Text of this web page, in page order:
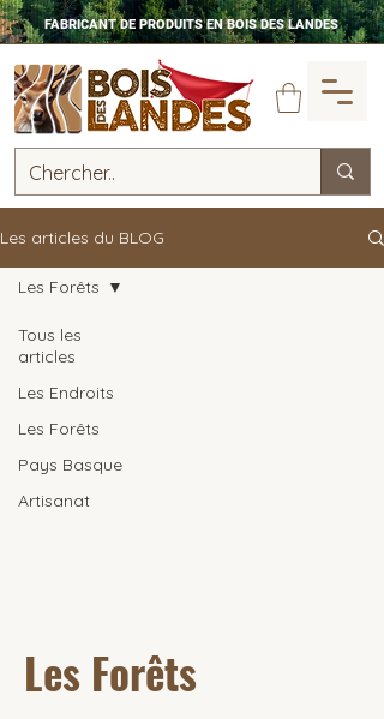
FABRICANT DE PRODUITS EN BOIS DES LANDES
Les articles du BLOG
Tous les
articles
Les Endroits
Les Forêts
Pays Basque
Artisanat
Les Forêts
Les Forêts